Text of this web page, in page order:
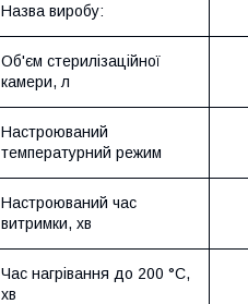
Назва виробу:
Об'єм стерилізаційної
камери, л
Настроюваний
температурний режим
Настроюваний час
витримки, хв
Час нагрівання до 200 °C,
хв